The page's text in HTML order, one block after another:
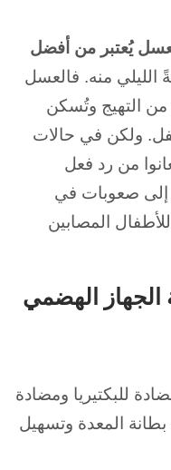
يُعتبر من أفضل
الليلي منه. فالعسل
التهيج وتُسكن
ولكن في حالات
من رد فعل
صعوبات في
المصابين
الجهاز الهضمي
للبكتيريا ومضادة
بطانة المعدة وتسهيل